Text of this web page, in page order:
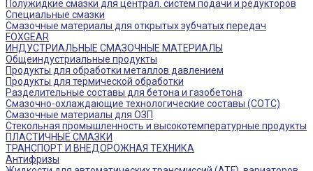
Полужидкие смазки для централ. систем подачи и редукторов
Специальные смазки
Смазочные материалы для открытых зубчатых передач
FOXGEAR
ИНДУСТРИАЛЬНЫЕ СМАЗОЧНЫЕ МАТЕРИАЛЫ
Общеиндустриальные продукты
Продукты для обработки металлов давлением
Продукты для термической обработки
Разделительные составы для бетона и газобетона
Смазочно-охлаждающие технологические составы (СОТС)
Смазочные материалы для ОЗП
Стекольная промышленность и высокотемпературные продукты
ПЛАСТИЧНЫЕ СМАЗКИ
ТРАНСПОРТ И ВНЕДОРОЖНАЯ ТЕХНИКА
Антифризы